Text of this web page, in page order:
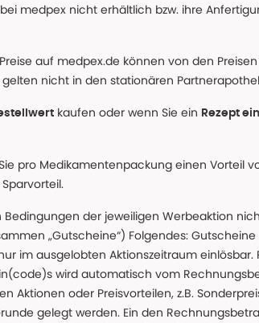
medpex nicht erhältlich bzw. ihre
auf medpex.de können von den
nicht in den stationären
kaufen oder wenn Sie ein Rezept
pro Medikamentenpackung einen Vorteil
der jeweiligen Werbeaktion
„Gutscheine“) Folgendes:
im ausgelobten Aktionszeitraum
wird automatisch vom
Aktionen oder Preisvorteilen, z.B.
gelegt werden. Ein den